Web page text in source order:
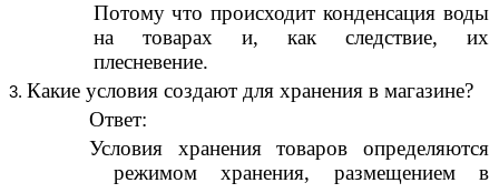
Потому что происходит конденсация воды
на товарах и, как следствие, их
плесневение.
Какие условия создают для хранения в магазине?
Ответ:
Условия хранения товаров определяются
режимом хранения, размещением в